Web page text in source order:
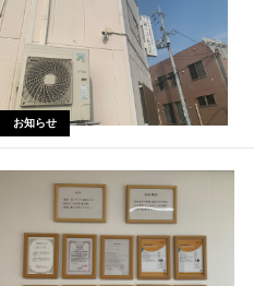
お知らせ